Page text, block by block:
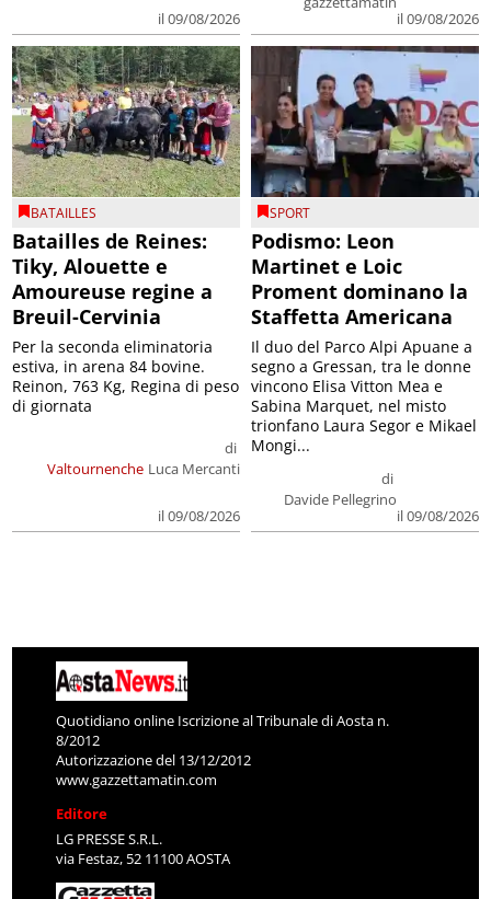
il 09/08/2026
il 09/08/2026
BATAILLES
Batailles de Reines:
Tiky, Alouette e
Amoureuse regine a
Breuil-Cervinia
Valtournenche
di
Luca Mercanti
il 09/08/2026
Per la seconda eliminatoria
estiva, in arena 84 bovine.
Reinon, 763 Kg, Regina di peso
di giornata
SPORT
Podismo: Leon
Martinet e Loic
Proment dominano la
Staffetta Americana
di
Davide Pellegrino
il 09/08/2026
Il duo del Parco Alpi Apuane a
segno a Gressan, tra le donne
vincono Elisa Vitton Mea e
Sabina Marquet, nel misto
trionfano Laura Segor e Mikael
Mongi...
Quotidiano online Iscrizione al Tribunale di Aosta n.
8/2012
Autorizzazione del 13/12/2012
www.gazzettamatin.com
Editore
LG PRESSE S.R.L.
via Festaz, 52 11100 AOSTA